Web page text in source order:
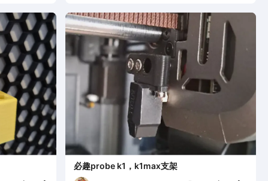
必趣probe k1，k1max支架